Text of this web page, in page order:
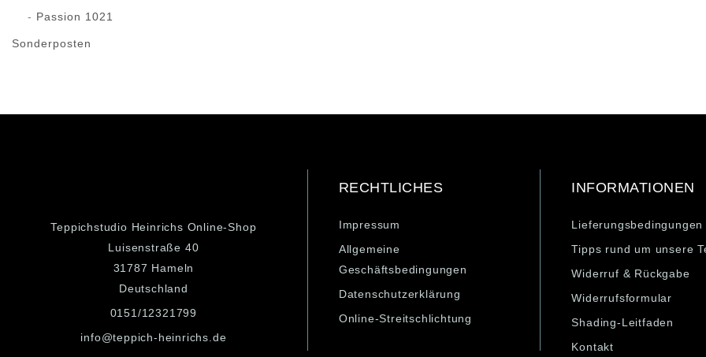
Passion 1021
Sonderposten
Teppichstudio Heinrichs Online-Shop
Luisenstraße 40
31787 Hameln
Deutschland
0151/12321799
info@teppich-heinrichs.de
RECHTLICHES
Impressum
Allgemeine
Geschäftsbedingungen
Datenschutzerklärung
Online-Streitschlichtung
INFORMATIONEN
Lieferungsbedingungen
Tipps rund um unsere
Widerruf & Rückgabe
Widerrufsformular
Shading-Leitfaden
Kontakt